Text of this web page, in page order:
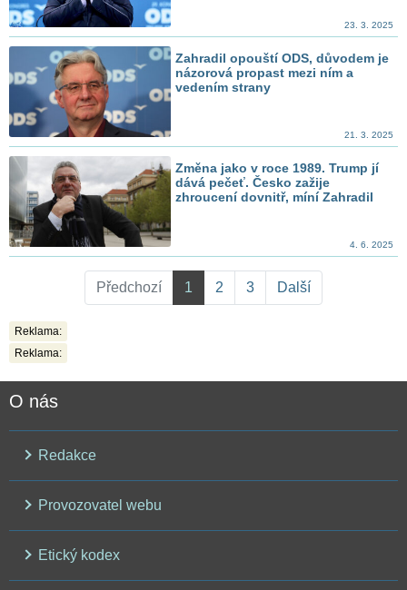
23. 3. 2025
Zahradil opouští ODS, důvodem je
názorová propast mezi ním a
vedením strany
21. 3. 2025
Změna jako v roce 1989. Trump jí
dává pečeť. Česko zažije
zhroucení dovnitř, míní Zahradil
4. 6. 2025
Předchozí 1 2 3 Další
Reklama:
Reklama:
O nás
Redakce
Provozovatel webu
Etický kodex